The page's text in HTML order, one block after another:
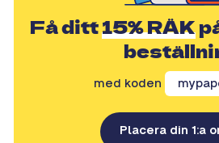
Få ditt15% RÄK
med koden
Placera din 1:a